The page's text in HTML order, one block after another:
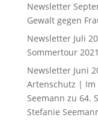
Newsletter
Gewalt gegen
Newsletter Juli
Sommertour
Newsletter Juni
Artenschutz | Im
Seemann zu 64.
Stefanie